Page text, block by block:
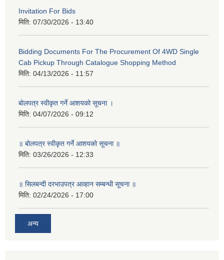
Invitation For Bids
मिति: 07/30/2026 - 13:40
Bidding Documents For The Procurement Of 4WD Single
Cab Pickup Through Catalogue Shopping Method
मिति: 04/13/2026 - 11:57
बोलपत्र स्वीकृत गर्ने आशयको सूचना ।
मिति: 04/07/2026 - 09:12
॥ बोलपत्र स्वीकृत गर्ने आशयको सूचना ॥
मिति: 03/26/2026 - 12:33
॥ सिलबन्दी दरभाउपत्र आव्हान सम्बन्धी सूचना ॥
मिति: 02/24/2026 - 17:00
अन्य